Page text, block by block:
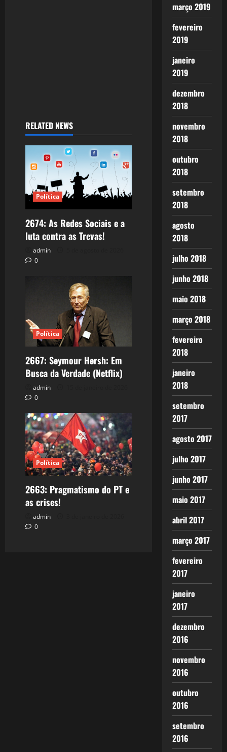
RELATED NEWS
Política
2674: As Redes Sociais e a
luta contra as Trevas!
admin
0
Política
2667: Seymour Hersh: Em
Busca da Verdade (Netflix)
admin
0
Política
2663: Pragmatismo do PT e
as crises!
admin
0
março 2019
fevereiro
2019
janeiro
2019
dezembro
2018
novembro
2018
outubro
2018
setembro
2018
agosto
2018
julho 2018
junho 2018
maio 2018
março 2018
fevereiro
2018
janeiro
2018
setembro
2017
agosto 2017
julho 2017
junho 2017
maio 2017
abril 2017
março 2017
fevereiro
2017
janeiro
2017
dezembro
2016
novembro
2016
outubro
2016
setembro
2016